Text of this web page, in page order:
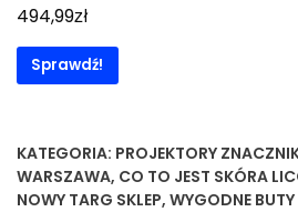
494,99zł
Sprawdź!
KATEGORIA: PROJEKTORY
WARSZAWA, CO TO JEST SKÓRA
NOWY TARG SKLEP, WYGODNE